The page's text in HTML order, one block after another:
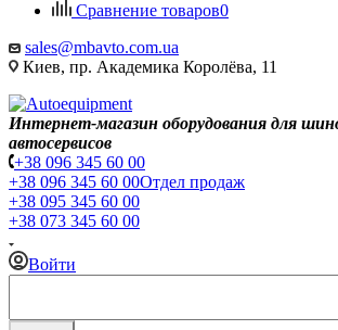
Сравнение товаров0
sales@mbavto.com.ua
Киев, пр. Академика Королёва, 11
Интернет-магазин оборудования для
автосервисов
+38 096 345 60 00
+38 096 345 60 00Отдел продаж
+38 095 345 60 00
+38 073 345 60 00
Войти